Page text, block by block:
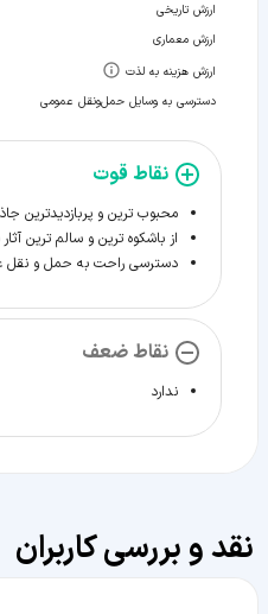
ارزش تاریخی
ارزش معماری
ارزش هزینه به لذت
دسترسی به وسایل حمل‌و‌نقل عمومی
نقاط قوت
محبوب ترین و پربازدیدترین
از باشکوه ترین و سالم ترین
دسترسی راحت به حمل و نقل
نقاط ضعف
ندارد
نقد و بررسی کاربران